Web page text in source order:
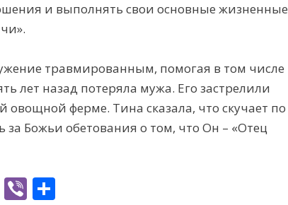
и выполнять свои основные жизненные
травмированным, помогая в том числе
лет назад потеряла мужа. Его застрелили
овощной ферме. Тина сказала, что скучает по
за Божьи обетования о том, что Он – «Отец
W Vi